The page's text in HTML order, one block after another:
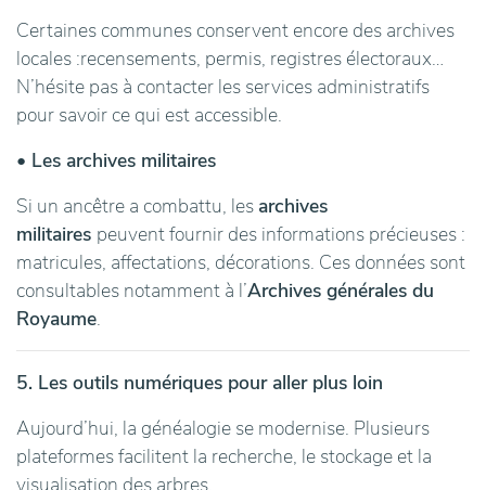
Certaines communes conservent encore des archives
locales :recensements, permis, registres électoraux…
N’hésite pas à contacter les services administratifs
pour savoir ce qui est accessible.
• Les archives militaires
Si un ancêtre a combattu, les archives
militaires peuvent fournir des informations précieuses :
matricules, affectations, décorations. Ces données sont
consultables notamment à l’Archives générales du
Royaume.
5. Les outils numériques pour aller plus loin
Aujourd’hui, la généalogie se modernise. Plusieurs
plateformes facilitent la recherche, le stockage et la